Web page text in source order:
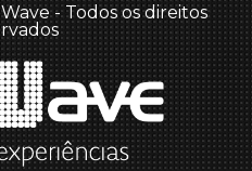
- Todos os direitos